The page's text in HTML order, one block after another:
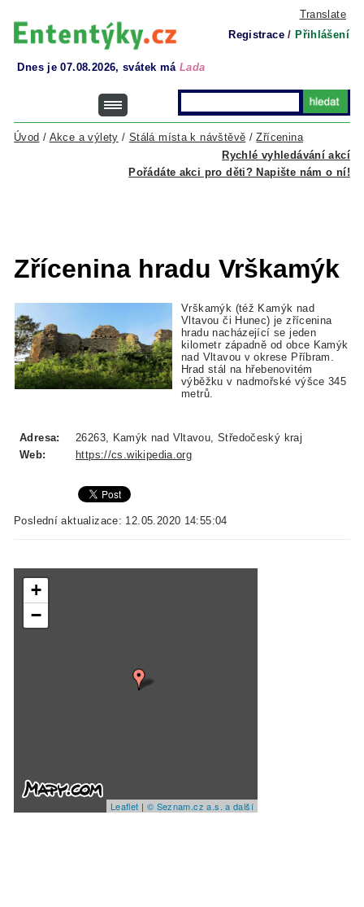
Translate
Registrace / Přihlášení
Dnes je 07.08.2026, svátek má Lada
Rychlé vyhledávání akcí
Úvod / Akce a výlety / Stálá místa k návštěvě /Zřícenina
Pořádáte akci pro děti? Napište nám o ní!
Zřícenina hradu Vrškamýk
Vrškamýk (též Kamýk nad
Vltavou či Hunec) je zřícenina
hradu nacházející se jeden
kilometr západně od obce Kamýk
nad Vltavou v okrese Příbram.
Hrad stál na hřebenovitém
výběžku v nadmořské výšce 345
metrů.
Adresa:
26263, Kamýk nad Vltavou, Středočeský kraj
Web:
https://cs.wikipedia.org
Poslední aktualizace: 12.05.2020 14:55:04
+
−
Leaflet | © Seznam.cz a.s. a další